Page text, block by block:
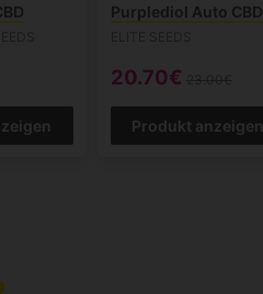
Purplediol Auto CBD
20.70€
Produkt anzeigen